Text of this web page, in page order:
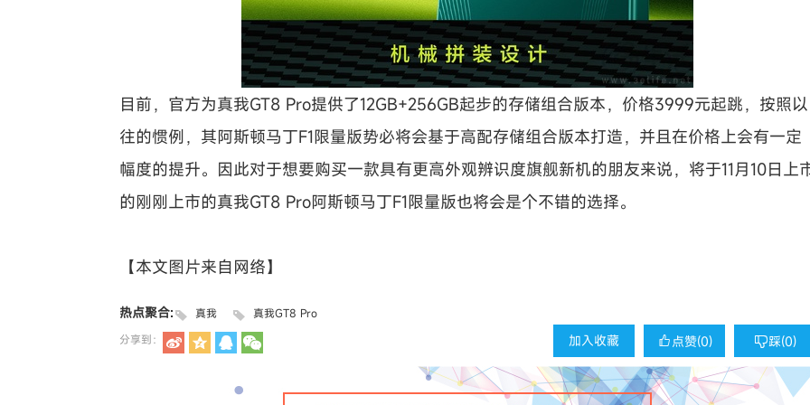
目前，官方为真我GT8 Pro提供了12GB+256GB起步的存储组合版本，价格3999元起跳，按照以
往的惯例，其阿斯顿马丁F1限量版势必将会基于高配存储组合版本打造，并且在价格上会有一定
幅度的提升。因此对于想要购买一款具有更高外观辨识度旗舰新机的朋友来说，将于11月10日上
的刚刚上市的真我GT8 Pro阿斯顿马丁F1限量版也将会是个不错的选择。
【本文图片来自网络】
热点聚合: 真我
真我GT8 Pro
分享到：
加入收藏 点赞(0) 踩(0)